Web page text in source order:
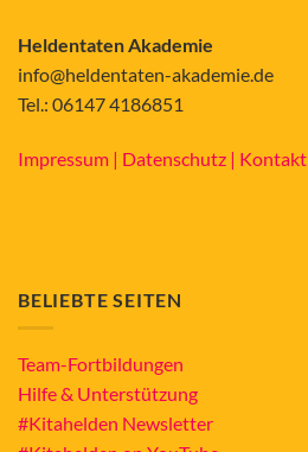
Heldentaten Akademie
info@heldentaten-akademie.de
Tel.: 06147 4186851
Impressum | Datenschutz | Kontakt
BELIEBTE SEITEN
Team-Fortbildungen
Hilfe & Unterstützung
#Kitahelden Newsletter